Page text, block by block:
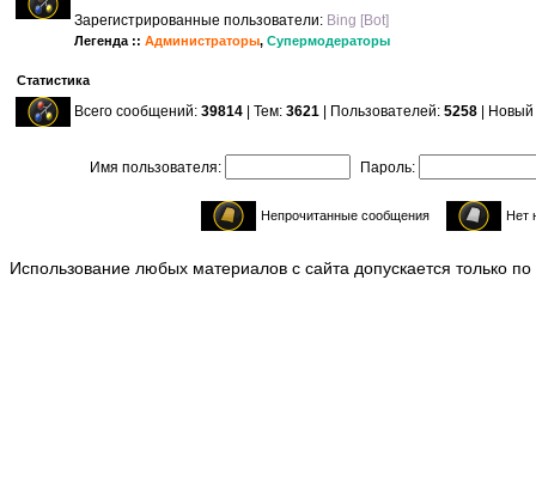
Зарегистрированные пользователи: Bing [Bot]
Легенда :: Администраторы, Супермодераторы
Статистика
Всего сообщений: 39814 | Тем: 3621 | Пользователей: 5258 |
Имя пользователя: Пароль:
Непрочитанные сообщения Нет
Использование любых материалов с сайта допускается только